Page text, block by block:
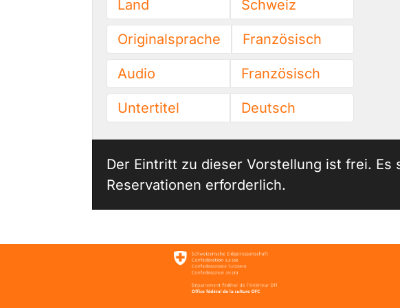
Land Schweiz
Originalsprache Französisch
Audio Französisch
Untertitel Deutsch
Der Eintritt zu dieser Vorstellung ist frei. Es
Reservationen erforderlich.